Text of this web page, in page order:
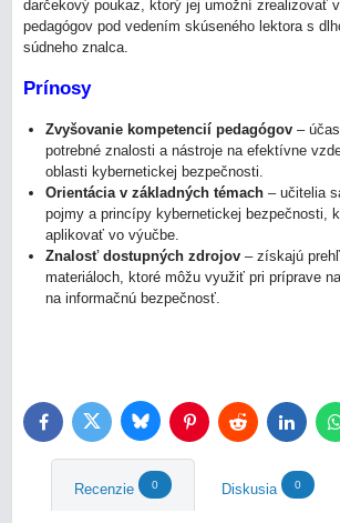
darčekový poukaz, ktorý jej umožní zrealizovať
pedagógov pod vedením skúseného lektora s
súdneho znalca.
Prínosy
Zvyšovanie kompetencií pedagógov –
potrebné znalosti a nástroje na efektívne
oblasti kybernetickej bezpečnosti.
Orientácia v základných témach – učitelia
pojmy a princípy kybernetickej bezpečnosti,
aplikovať vo výučbe.
Znalosť dostupných zdrojov – získajú
materiáloch, ktoré môžu využiť pri príprave
na informačnú bezpečnosť.
FacebookTwitter BlueskyPinterestReddit LinkedIn
Recenzie 0 Diskusia 0